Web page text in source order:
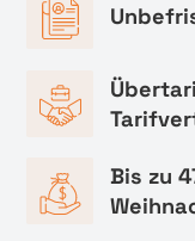
Bis zu